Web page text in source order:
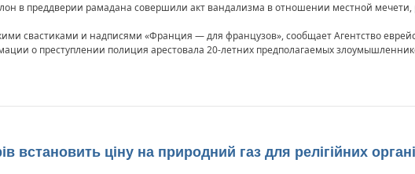
в преддверии рамадана совершили акт вандализма в отношении местной мечети,
свастиками и надписями «Франция — для французов», сообщает Агентство
о преступлении полиция арестовала 20-летних предполагаемых
встановить ціну на природний газ для релігійних